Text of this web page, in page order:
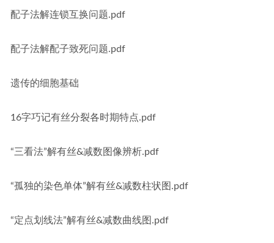
配子法解连锁互换问题.pdf
配子法解配子致死问题.pdf
遗传的细胞基础
16字巧记有丝分裂各时期特点.pdf
“三看法”解有丝&减数图像辨析.pdf
“孤独的染色单体”解有丝&减数柱状图.pdf
“定点划线法”解有丝&减数曲线图.pdf